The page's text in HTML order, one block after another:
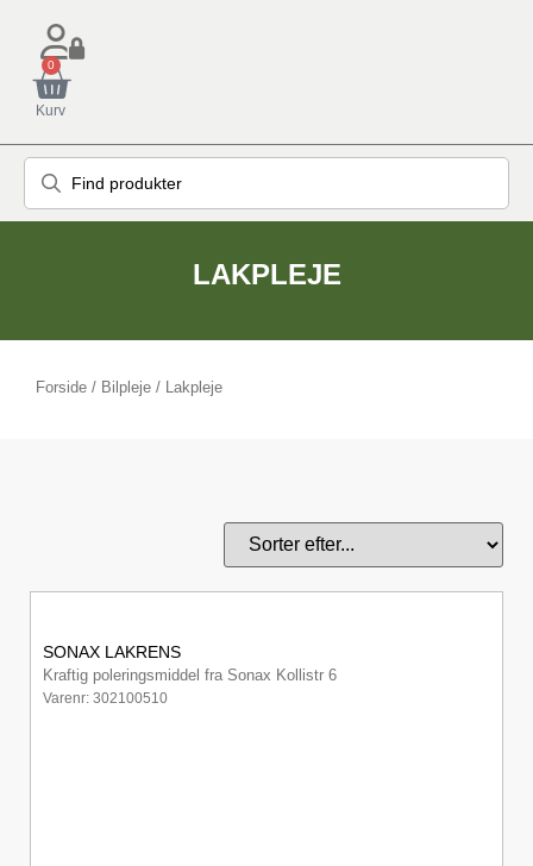
0
Kurv
LAKPLEJE
Forside / Bilpleje / Lakpleje
SONAX LAKRENS
Kraftig poleringsmiddel fra Sonax Kollistr 6
Varenr: 302100510